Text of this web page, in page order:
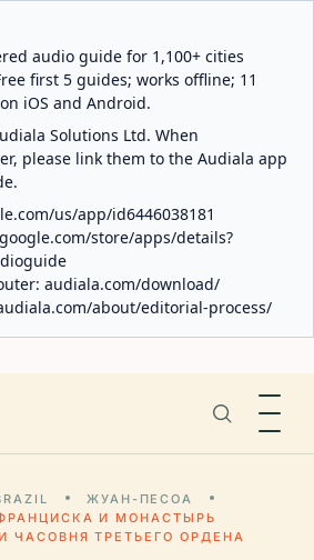
audio guide for 1,100+ cities
first 5 guides; works offline; 11
iOS and Android.
Solutions Ltd. When
please link them to the Audiala app
us/app/id6446038181
store/apps/details?
audiala.com/download/
about/editorial-process/
ЖУАН-ПЕСОА
И МОНАСТЫРЬ
ЧАСОВНЯ ТРЕТЬЕГО ОРДЕНА